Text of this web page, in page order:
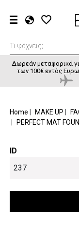
EN
FR
Δωρεάν μεταφορικά
των 100€ εντός
Home MAKE UP
PERFECT MAT
ID